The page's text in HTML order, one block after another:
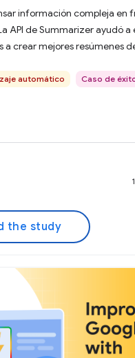
información compleja en
API de Summarizer ayudó a
a crear mejores resúmenes
automático Caso de
the study